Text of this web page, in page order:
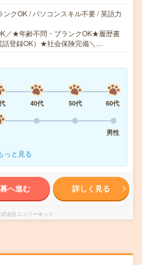
ンクOK / パソコンスキル不要 / 英語力
／★年齢不問・ブランクOK★履歴書
話登録OK）★社会保険完備＼…
40代 50代
60代
男性
っと見る
へ進む 詳しく見る
会社ニッソーネット